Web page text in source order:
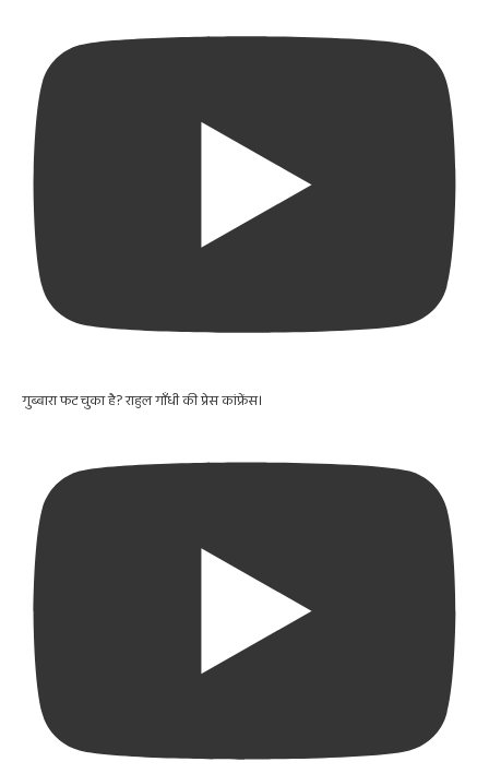
गुब्बारा फट चुका है? राहुल गाँधी की प्रेस कांफ्रेंस।